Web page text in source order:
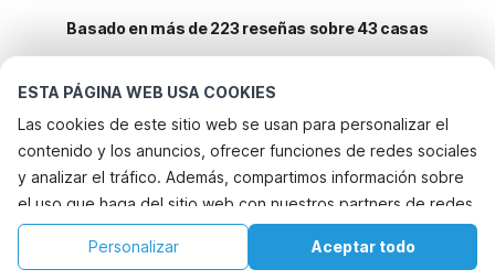
ESTA PÁGINA WEB USA COOKIES
Las cookies de este sitio web se usan para personalizar el
contenido y los anuncios, ofrecer funciones de redes sociales
y analizar el tráfico. Además, compartimos información sobre
el uso que haga del sitio web con nuestros partners de redes
sociales, publicidad y análisis web, quienes pueden
combinarla con otra información que les haya proporcionado
Aceptar todo
Personalizar
Basado en más de 223 reseñas sobre 43 casas
Destinos más populares para vacaciones
Ciudades con los mejores servicios para vacaciones
Vacaciones con perro - Alquileres vacacionales que aceptan
Casa de vacaciones con jardín sint-laureins
Casa de vacaciones con jardín assenede
Servicios populares para vacaciones en Herzele
Alquileres vacacionales para familias con niños
Casa de vacaciones junto al lago
Ciudades populares para vacaciones en Flandes-oriental
Inicio Lista de deseos Reservas Cuenta